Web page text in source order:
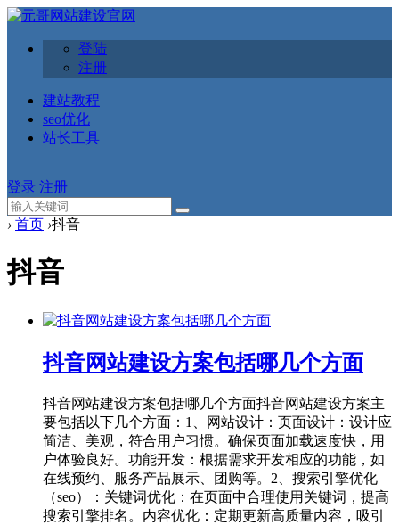
登陆
注册
建站教程
seo优化
站长工具
登录 注册
› 首页 ›抖音
抖音
抖音网站建设方案包括哪几个方面
抖音网站建设方案包括哪几个方面抖音网站建设方案主
要包括以下几个方面：1、网站设计：页面设计：设计应
简洁、美观，符合用户习惯。确保页面加载速度快，用
户体验良好。功能开发：根据需求开发相应的功能，如
在线预约、服务产品展示、团购等。2、搜索引擎优化
（seo）：关键词优化：在页面中合理使用关键词，提高
搜索引擎排名。内容优化：定期更新高质量内容，吸引